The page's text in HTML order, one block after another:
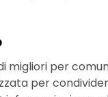
migliori per
per